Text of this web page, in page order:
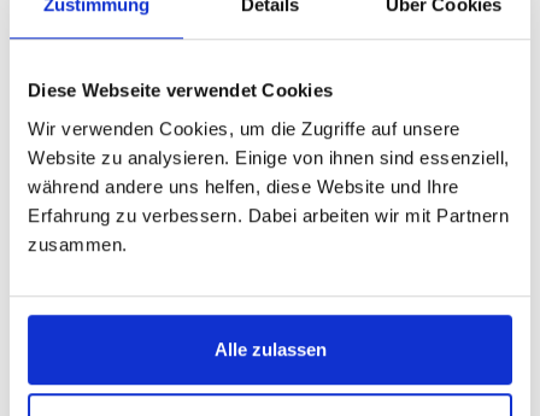
Zustimmung Details Über Cookies
Diese Webseite verwendet Cookies
Wir verwenden Cookies, um die Zugriffe auf unsere
Website zu analysieren. Einige von ihnen sind essenziell,
während andere uns helfen, diese Website und Ihre
Erfahrung zu verbessern. Dabei arbeiten wir mit Partnern
zusammen.
Alle zulassen
Sozialwissenschaften, Soziologie, Qualitative
Forschung, Hilfe bei Schreibblockaden
VITA ANZEIGEN
HÄUFIGE FRAGEN
Sie rufen einfach an und sprechen mit einer
Projektkoordinatorin. Sie können Fragen stellen, rund
um unsere Leistungen und Prozesse. Im Gespräch
ergibt sich dann schnell die weitere Zielrichtung.